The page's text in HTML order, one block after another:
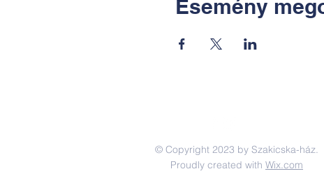
Esemény
© Copyright 2023 by Szakicska-ház.
Proudly created with Wix.com